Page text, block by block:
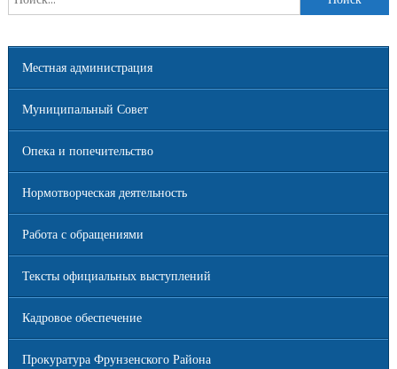
записям
Местная администрация
Муниципальный Совет
Опека и попечительство
Нормотворческая деятельность
Работа с обращениями
Тексты официальных выступлений
Кадровое обеспечение
Прокуратура Фрунзенского Района